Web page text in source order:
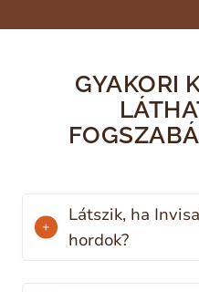
GYAKORI
Látszik, ha
hordok?